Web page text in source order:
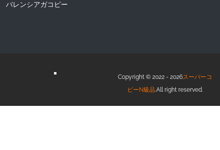
バレンシアガコピー
Copyright © 2022 - 2026スーパーコ
ピーN級品.All right reserved.